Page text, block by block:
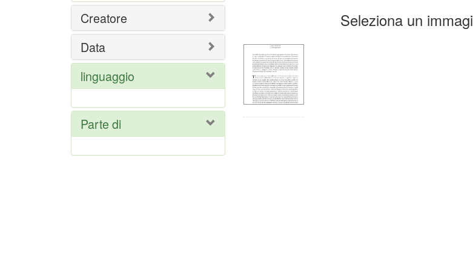
ricerca
Seleziona un
Creatore
Data
linguaggio
Parte di